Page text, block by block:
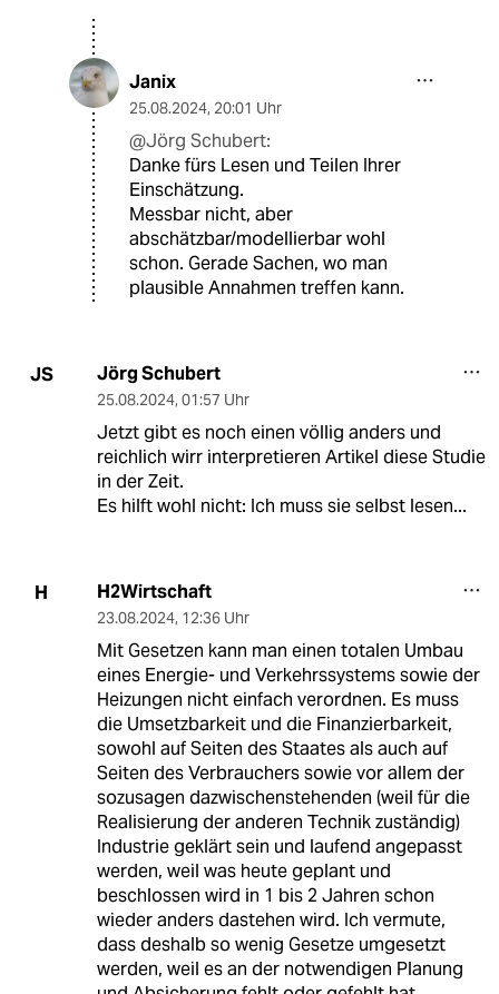
Janix
25.08.2024, 20:01 Uhr
@Jörg Schubert:
Danke fürs Lesen und Teilen Ihrer
Einschätzung.
Messbar nicht, aber
abschätzbar/modellierbar wohl
schon. Gerade Sachen, wo man
plausible Annahmen treffen kann.
JS Jörg Schubert
25.08.2024, 01:57 Uhr
Jetzt gibt es noch einen völlig anders und
reichlich wirr interpretieren Artikel diese Studie
in der Zeit.
Es hilft wohl nicht: Ich muss sie selbst lesen...
H H2Wirtschaft
23.08.2024, 12:36 Uhr
Mit Gesetzen kann man einen totalen Umbau
eines Energie- und Verkehrssystems sowie der
Heizungen nicht einfach verordnen. Es muss
die Umsetzbarkeit und die Finanzierbarkeit,
sowohl auf Seiten des Staates als auch auf
Seiten des Verbrauchers sowie vor allem der
sozusagen dazwischenstehenden (weil für die
Realisierung der anderen Technik zuständig)
Industrie geklärt sein und laufend angepasst
werden, weil was heute geplant und
beschlossen wird in 1 bis 2 Jahren schon
wieder anders dastehen wird. Ich vermute,
dass deshalb so wenig Gesetze umgesetzt
werden, weil es an der notwendigen Planung